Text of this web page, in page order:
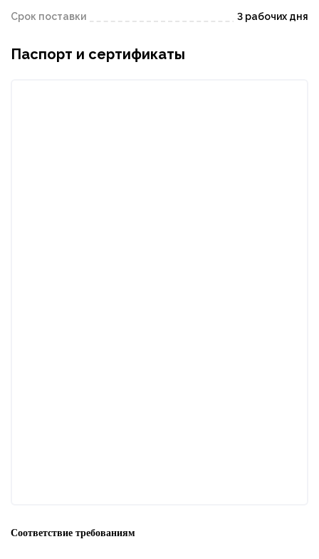
Срок поставки 3 рабочих дня
Паспорт и сертификаты
Соответствие требованиям